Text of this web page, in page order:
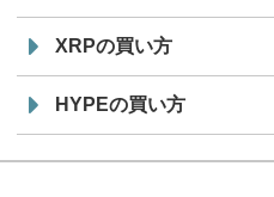
XRPの買い方
HYPEの買い方